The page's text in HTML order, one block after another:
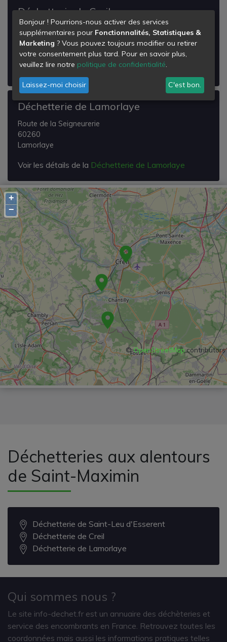
Déchetterie de Creil
Parc Alata
60100
Creil
Voir les détails de laDéchetterie de Creil
Déchetterie de Lamorlaye
Route de la Seigneurerie
60260
Lamorlaye
Voir les détails de la Déchetterie de Lamorlaye
+
−
©OpenStreetMapcontributors
Déchetteries aux alentours
de Saint-Maximin
Déchetterie de Saint-Leu d'Esserent
Déchetterie de Creil
Déchetterie de Lamorlaye
Qui sommes nous ?
Le site info-dechet.fr est un annuaire des déchèteries et
service des encombrants en France. Retrouvez toutes les
coordonnées mais aussi les informations pratiques telles
Bonjour ! Pourrions-nous activer des services
supplémentaires pour Fonctionnalités, Statistiques &
Marketing ? Vous pouvez toujours modifier ou retirer
votre consentement plus tard. Pour en savoir plus,
veuillez lire notre politique de confidentialité.
Laissez-moi choisir C'est bon.